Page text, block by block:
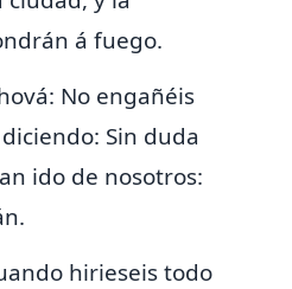
á fuego.
No engañéis
Sin duda
ido de nosotros:
hirieseis todo